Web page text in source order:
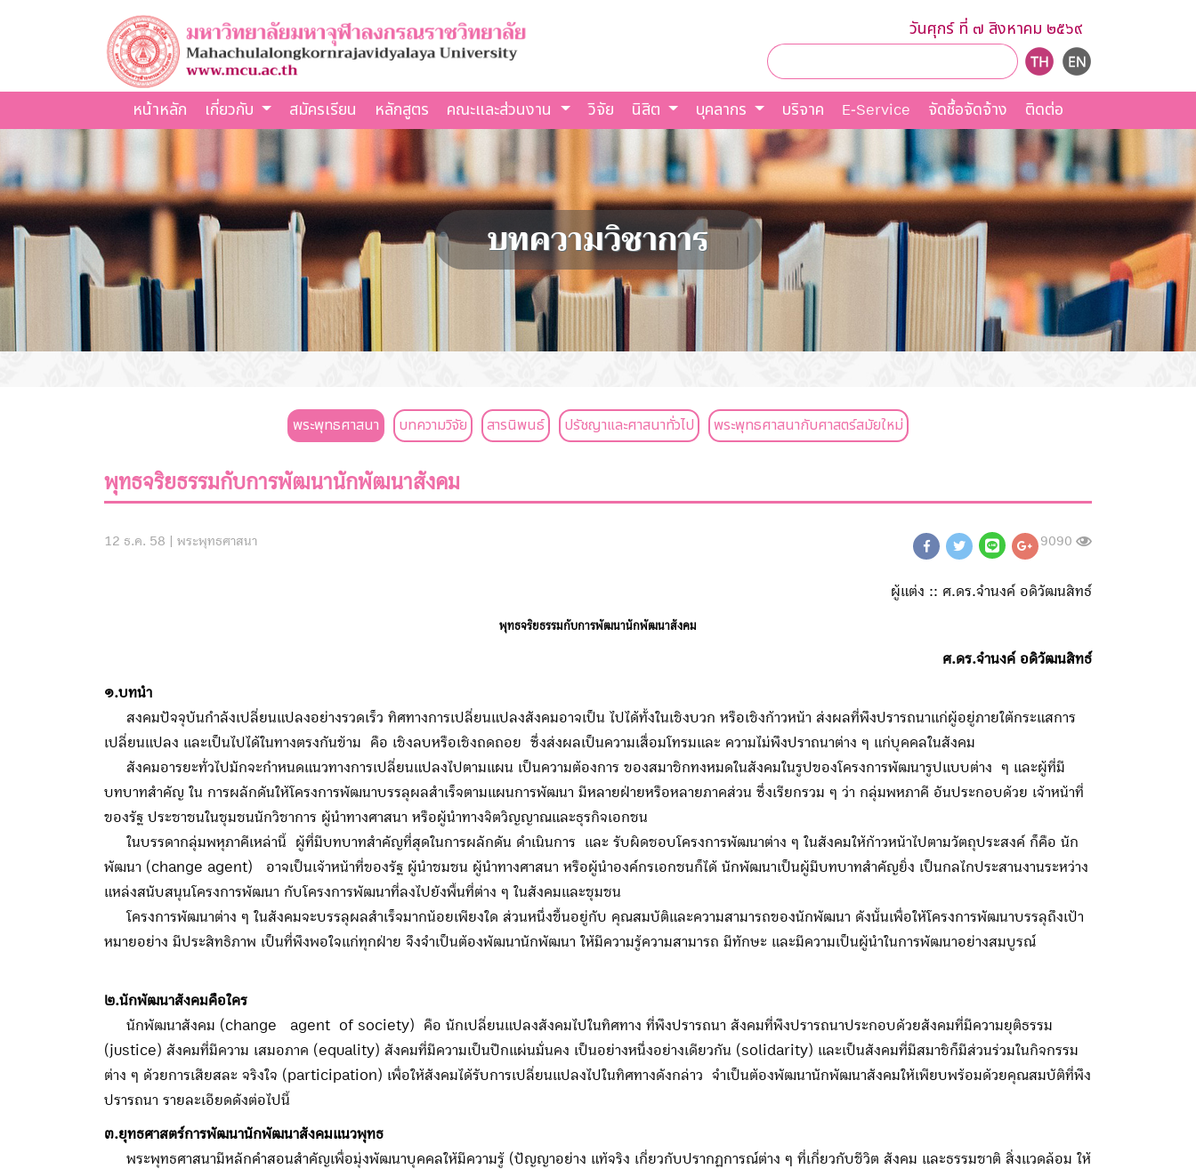
วันศุกร์ ที่ ๗ สิงหาคม ๒๕๖๙
หน้าหลัก เกี่ยวกับ สมัครเรียน หลักสูตร คณะและส่วนงาน วิจัย นิสิต บุคลากร บริจาค E-Service จัดชื้อจัดจ้าง ติดต่อ
บทความวิชาการ
พระพุทธศาสนา บทความวิจัย สารนิพนธ์ ปรัชญาและศาสนาทั่วไป พระพุทธศาสนากับศาสตร์สมัยใหม่
พุทธจริยธรรมกับการพัฒนานักพัฒนาสังคม
12 ธ.ค. 58 | พระพุทธศาสนา 9090
ผู้แต่ง :: ศ.ดร.จำนงค์ อดิวัฒนสิทธ์
พุทธจริยธรรมกับการพัฒนานักพัฒนาสังคม
ศ.ดร.จำนงค์ อดิวัฒนสิทธ์
๑.บทนำ
สงคมปัจจุบันกำลังเปลี่ยนแปลงอย่างรวดเร็ว ทิศทางการเปลี่ยนแปลงสังคมอาจเป็น ไปได้ทั้งในเชิงบวก หรือเชิงก้าวหน้า ส่งผลที่พึงปรารถนาแก่ผู้อยู่ภายใต้กระแสการ
เปลี่ยนแปลง และเป็นไปได้ในทางตรงกันข้าม คือ เชิงลบหรือเชิงถดถอย ซึ่งส่งผลเป็นความเสื่อมโทรมและ ความไม่พึงปราถนาต่าง ๆ แก่บุคคลในสังคม
สังคมอารยะทั่วไปมักจะกำหนดแนวทางการเปลี่ยนแปลงไปตามแผน เป็นความต้องการ ของสมาชิกทงหมดในสังคมในรูปของโครงการพัฒนารูปแบบต่าง ๆ และผู้ที่มี
บทบาทสำคัญ ใน การผลักดันให้โครงการพัฒนาบรรลุผลสำเร็จตามแผนการพัฒนา มีหลายฝ่ายหรือหลายภาคส่วน ซึ่งเรียกรวม ๆ ว่า กลุ่มพหภาคี อันประกอบด้วย เจ้าหน้าที่
ของรัฐ ประชาชนในชุมชนนักวิชาการ ผู้นำทางศาสนา หรือผู้นำทางจิตวิญญาณและธุรกิจเอกชน
ในบรรดากลุ่มพหุภาคีเหล่านี้ ผู้ที่มีบทบาทสำคัญที่สุดในการผลักดัน ดำเนินการ และ รับผิดชอบโครงการพัฒนาต่าง ๆ ในสังคมให้ก้าวหน้าไปตามวัตถุประสงค์ ก็คือ นัก
พัฒนา (change agent) อาจเป็นเจ้าหน้าที่ของรัฐ ผู้นำชมชน ผู้นำทางศาสนา หรือผู้นำองค์กรเอกชนก็ได้ นักพัฒนาเป็นผู้มีบทบาทสำคัญยิ่ง เป็นกลไกประสานงานระหว่าง
แหล่งสนับสนุนโครงการพัฒนา กับโครงการพัฒนาที่ลงไปยังพื้นที่ต่าง ๆ ในสังคมและชุมชน
โครงการพัฒนาต่าง ๆ ในสังคมจะบรรลุผลสำเร็จมากน้อยเพียงใด ส่วนหนึ่งขึ้นอยู่กับ คุณสมบัติและความสามารถของนักพัฒนา ดังนั้นเพื่อให้โครงการพัฒนาบรรลุถึงเป้า
หมายอย่าง มีประสิทธิภาพ เป็นที่พึงพอใจแก่ทุกฝ่าย จึงจำเป็นต้องพัฒนานักพัฒนา ให้มีความรู้ความสามารถ มีทักษะ และมีความเป็นผู้นำในการพัฒนาอย่างสมบูรณ์
๒.นักพัฒนาสังคมคือใคร
นักพัฒนาสังคม (change agent of society) คือ นักเปลี่ยนแปลงสังคมไปในทิศทาง ที่พึงปรารถนา สังคมที่พึงปรารถนาประกอบด้วยสังคมที่มีความยุติธรรม
(justice) สังคมที่มีความ เสมอภาค (equality) สังคมที่มีความเป็นปึกแผ่นมั่นคง เป็นอย่างหนึ่งอย่างเดียวกัน (solidarity) และเป็นสังคมที่มีสมาชิก็มีส่วนร่วมในกิจกรรม
ต่าง ๆ ด้วยการเสียสละ จริงใจ (participation) เพื่อให้สังคมได้รับการเปลี่ยนแปลงไปในทิศทางดังกล่าว จำเป็นต้องพัฒนานักพัฒนาสังคมให้เพียบพร้อมด้วยคุณสมบัติที่พึง
ปรารถนา รายละเอียดดังต่อไปนี้
๓.ยุทธศาสตร์การพัฒนานักพัฒนาสังคมแนวพุทธ
พระพุทธศาสนามีหลักคำสอนสำคัญเพื่อมุ่งพัฒนาบุคคลให้มีความรู้ (ปัญญาอย่าง แท้จริง เกี่ยวกับปรากฏการณ์ต่าง ๆ ที่เกี่ยวกับชีวิต สังคม และธรรมชาติ สิ่งแวดล้อม ให้